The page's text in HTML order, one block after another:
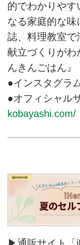
的でわかりやす
なる家庭的な
誌、料理教室で
献立づくりがわ
んきんごはん
●インスタグラ
●オフィシャル
kobayashi.com/